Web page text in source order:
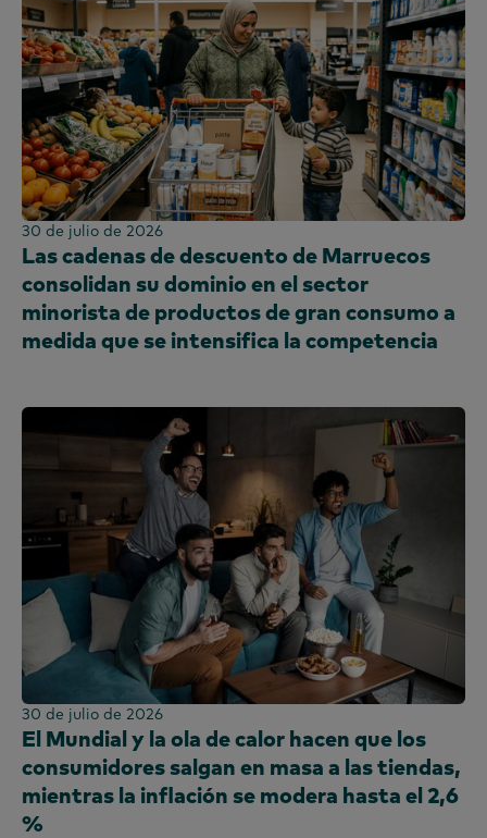
30 de julio de 2026
Las cadenas de descuento de Marruecos
consolidan su dominio en el sector
minorista de productos de gran consumo a
medida que se intensifica la competencia
30 de julio de 2026
El Mundial y la ola de calor hacen que los
consumidores salgan en masa a las tiendas,
mientras la inflación se modera hasta el 2,6
%